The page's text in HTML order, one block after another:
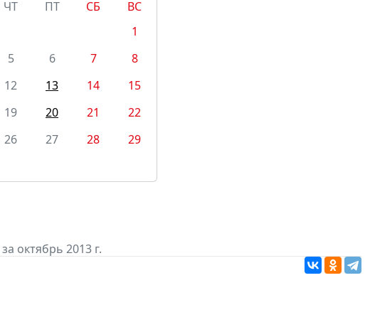
ЧТ ПТ СБ
ВС
1
5 6 7
8
12 13 14
15
19 20 21
22
26 27 28
29
за октябрь 2013 г.